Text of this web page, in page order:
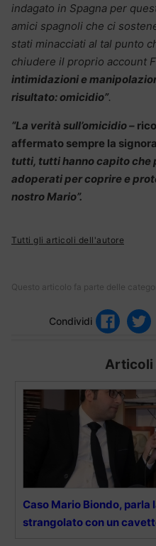
indagato in Spagna per
amici spagnoli che ci
stati minacciati al tal punto
chiudere il proprio account
intimidazioni e
risultato: omicidio”.
“La verità sull’omicidio –
affermato sempre la
tutti, tutti hanno capito che
adoperati per coprire e
nostro Mario”.
Tutti gli articoli dell'autore
Questo articolo fa parte delle
Condividi
Articoli
Caso Mario Biondo, parla
strangolato con un